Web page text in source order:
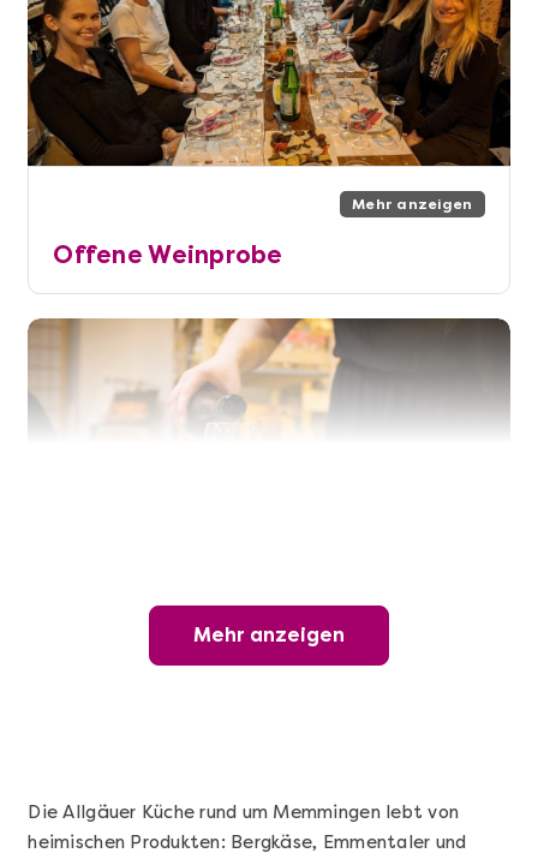
Mehr anzeigen
Offene Weinprobe
Wunderschöner Weinabend
Mehr anzeigen
Die Allgäuer Küche rund um Memmingen lebt von
heimischen Produkten: Bergkäse, Emmentaler und